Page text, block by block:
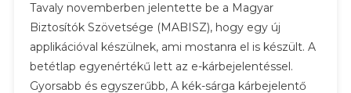
Applikáció
Tavaly novemberben jelentette be a Magyar
Biztosítók Szövetsége (MABISZ), hogy egy új
applikációval készülnek, ami mostanra el is készült. A
betétlap egyenértékű lett az e-kárbejelentéssel.
Gyorsabb és egyszerűbb, A kék-sárga kárbejelentő